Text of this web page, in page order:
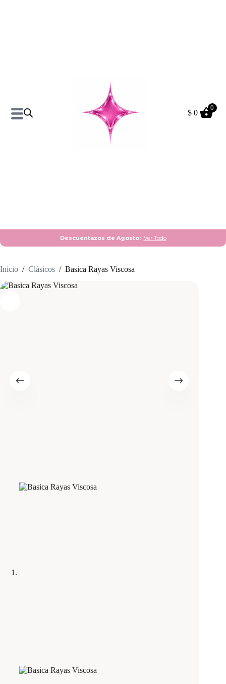
Campera Deportiva Algodon
$0
0
Descuentazos de Agosto: Ver Todo
Inicio / Clásicos / Basica Rayas Viscosa